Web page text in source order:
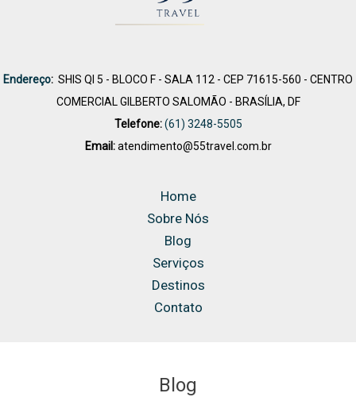
Endereço: SHIS QI 5 - BLOCO F - SALA 112 - CEP 71615-560 - CENTRO
COMERCIAL GILBERTO SALOMÃO - BRASÍLIA, DF
Telefone:(61) 3248-5505
Email:atendimento@55travel.com.br
Home
Sobre Nós
Blog
Serviços
Destinos
Contato
Blog